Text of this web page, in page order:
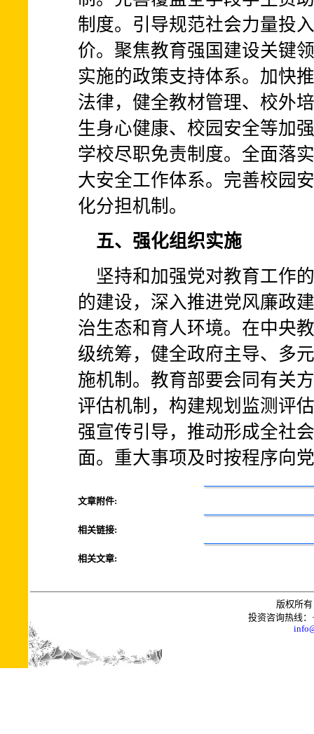
制度。引导规范社会力量投
价。聚焦教育强国建设关键
实施的政策支持体系。加快
法律，健全教材管理、校外
生身心健康、校园安全等加
学校尽职免责制度。全面落
大安全工作体系。完善校园
化分担机制。
五、强化组织实施
坚持和加强党对教育工作
的建设，深入推进党风廉政
治生态和育人环境。在中央
级统筹，健全政府主导、多
施机制。教育部要会同有关
评估机制，构建规划监测评
强宣传引导，推动形成全社
面。重大事项及时按程序向
文章附件:
相关链接:
相关文章:
版权所
投资咨询热线：